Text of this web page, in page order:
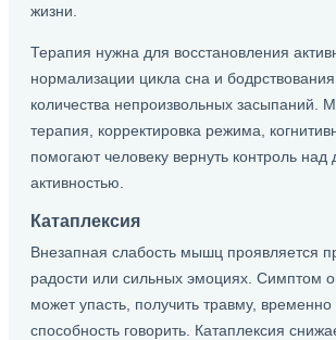
жизни.
Терапия нужна для восстановления
нормализации цикла сна и
количества непроизвольных засыпаний.
терапия, корректировка режима,
помогают человеку вернуть контроль над
активностью.
Катаплексия
Внезапная слабость мышц проявляется
радости или сильных эмоциях. Симптом
может упасть, получить травму, временно
способность говорить. Катаплексия